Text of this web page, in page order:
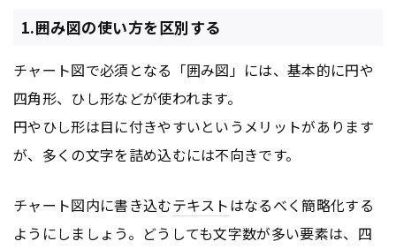
1.囲み図の使い方を区別する
チャート図で必須となる「囲み図」には、基本的に円や
四角形、ひし形などが使われます。
円やひし形は目に付きやすいというメリットがあります
が、多くの文字を詰め込むには不向きです。
チャート図内に書き込むテキストはなるべく簡略化する
ようにしましょう。どうしても文字数が多い要素は、四